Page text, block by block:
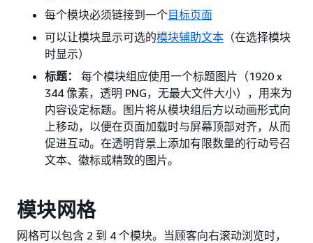
每个模块必须链接到一个目标页面
可以让模块显示可选的模块辅助文本 （在选择模块
时显示）
标题：
每个模块组应使用一个标题图片（1920 x
344 像素，透明 PNG，无最大文件大小），用来为
内容设定标题。图片将从模块组后方以动画形式向
上移动，以便在页面加载时与屏幕顶部对齐，从而
促进互动。在透明背景上添加有限数量的行动号召
文本、徽标或精致的图片。
模块网格
网格可以包含 2 到 4 个模块。当顾客向右滚动浏览时，